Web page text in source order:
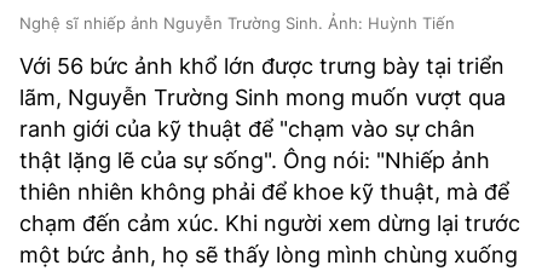
Nghệ sĩ nhiếp ảnh Nguyễn Trường Sinh. Ảnh: Huỳnh Tiến
Với 56 bức ảnh khổ lớn được trưng bày tại triển
lãm, Nguyễn Trường Sinh mong muốn vượt qua
ranh giới của kỹ thuật để "chạm vào sự chân
thật lặng lẽ của sự sống". Ông nói: "Nhiếp ảnh
thiên nhiên không phải để khoe kỹ thuật, mà để
chạm đến cảm xúc. Khi người xem dừng lại trước
một bức ảnh, họ sẽ thấy lòng mình chùng xuống